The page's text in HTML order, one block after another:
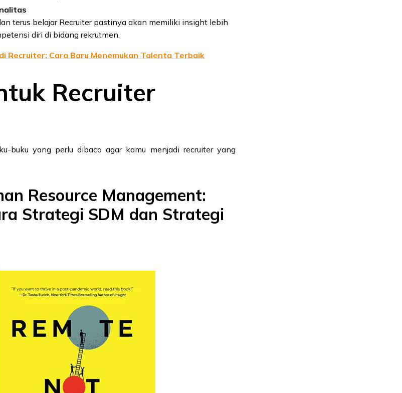
terus belajar Recruiter pastinya akan memiliki insight lebih
diri di bidang rekrutmen.
Recruiter: Cara Baru Menemukan Talenta Terbaik
Recruiter
buku yang perlu dibaca agar kamu menjadi recruiter yang
Resource Management:
Strategi SDM dan Strategi